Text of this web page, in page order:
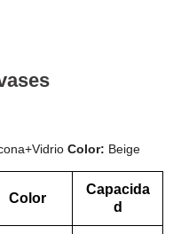
Color: Beige
Color
Capacida
d